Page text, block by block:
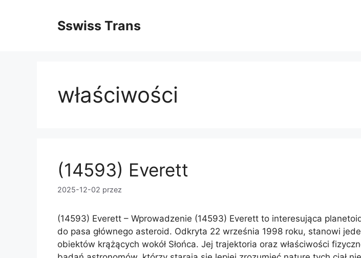
Sswiss Trans
właściwości
(14593) Everett
2025-12-02 przez
(14593) Everett – Wprowadzenie (14593) Everett to interesująca
do pasa głównego asteroid. Odkryta 22 września 1998 roku, stanowi
obiektów krążących wokół Słońca. Jej trajektoria oraz właściwości